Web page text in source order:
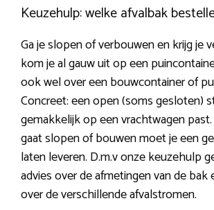
Keuzehulp: welke afvalbak
Ga je slopen of verbouwen en krijg je
kom je al gauw uit op een
ook wel over een bouwcontainer of
Concreet: een open (soms gesloten)
gemakkelijk op een vrachtwagen
gaat slopen of bouwen moet je een
laten leveren. D.m.v onze keuzehulp
advies over de afmetingen van de bak
over de verschillende afvalstromen.